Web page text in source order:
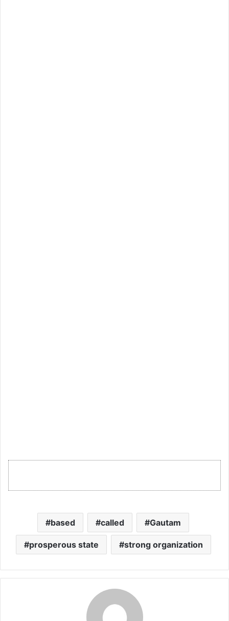
based called Gautam
prosperous state strong organization